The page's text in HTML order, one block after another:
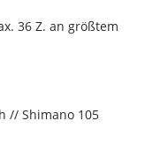
36 Z. an größtem
// Shimano 105